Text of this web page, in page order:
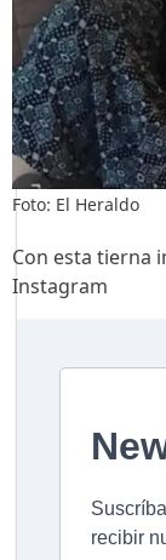
Foto: El Heraldo
Con esta tierna
Instagram